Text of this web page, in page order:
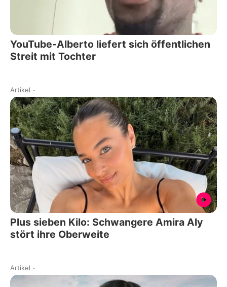
YouTube-Alberto liefert sich öffentlichen
Streit mit Tochter
Artikel -
Plus sieben Kilo: Schwangere Amira Aly
stört ihre Oberweite
Artikel -